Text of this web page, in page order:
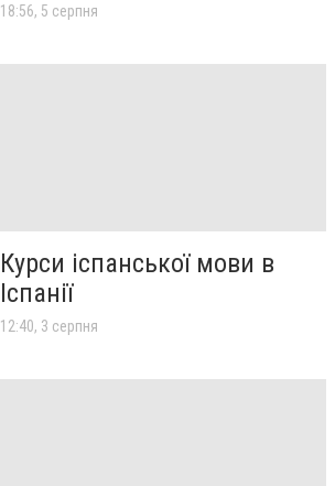
18:56, 5 серпня
Курси іспанської мови в
Іспанії
12:40, 3 серпня